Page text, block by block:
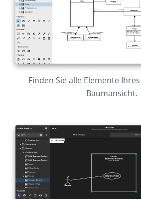
Finden Sie alle Elemente
Baumansicht.